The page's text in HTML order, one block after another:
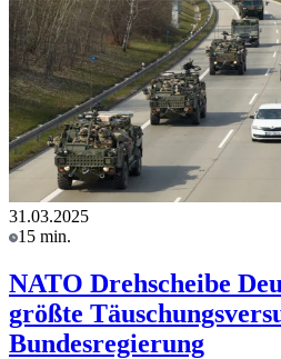
31.03.2025
15 min.
NATO Drehscheibe
größte
Bundesregierung